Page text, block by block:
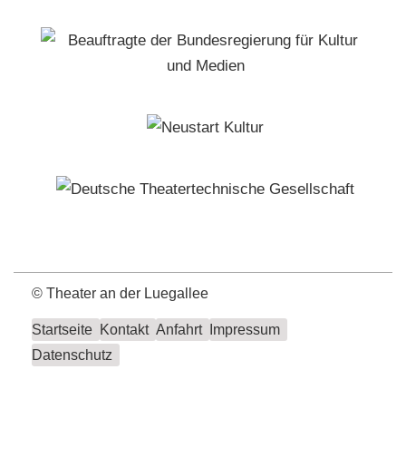
© Theater an der Luegallee
Startseite Kontakt Anfahrt
Impressum
Datenschutz